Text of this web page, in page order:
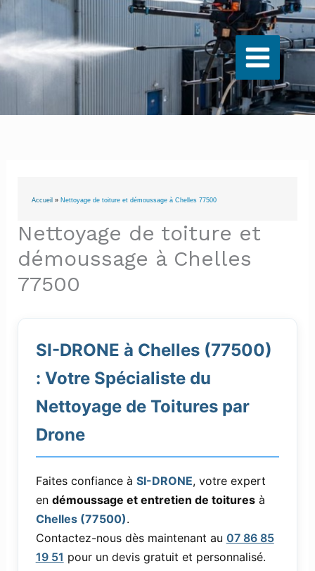
Aller
au
contenu
Accueil » Nettoyage de toiture et démoussage à Chelles 77500
Nettoyage de toiture et
démoussage à Chelles
77500
SI-DRONE à Chelles (77500)
: Votre Spécialiste du
Nettoyage de Toitures par
Drone
Faites confiance à SI-DRONE, votre expert
en démoussage et entretien de toituresà
Chelles (77500).
Contactez-nous dès maintenant au 07 86 85
19 51 pour un devis gratuit et personnalisé.